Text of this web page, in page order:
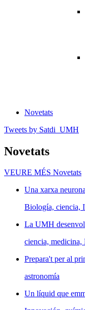
Novetats
Tweets by Satdi_UMH
Novetats
VEURE MÉS Novetats
Una xarxa
Biología, ciencia,
La UMH
ciencia, medicina,
Prepara't per al
astronomía
Un líquid que